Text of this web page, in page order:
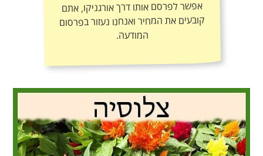
אפשר לפרסם אותו דרך אורגניקו, אתם
קובעים את המחיר ואנחנו נעזור בפרסום
המודעה.